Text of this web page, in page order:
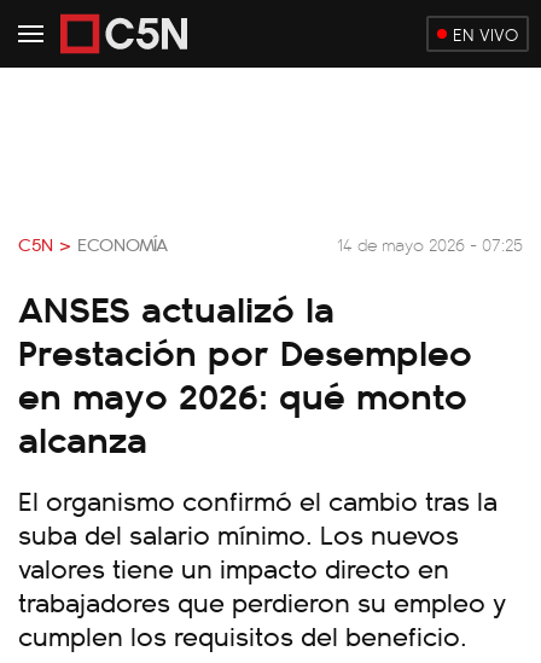
EN VIVO
C5N > ECONOMÍA 14 de mayo 2026 - 07:25
ANSES actualizó la
Prestación por Desempleo
en mayo 2026: qué monto
alcanza
El organismo confirmó el cambio tras la
suba del salario mínimo. Los nuevos
valores tiene un impacto directo en
trabajadores que perdieron su empleo y
cumplen los requisitos del beneficio.